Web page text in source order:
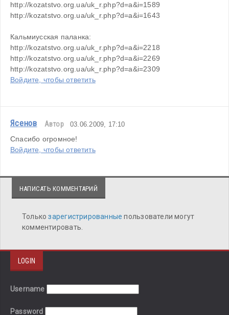
http://kozatstvo.org.ua/uk_r.php?d=a&i=1589
http://kozatstvo.org.ua/uk_r.php?d=a&i=1643
Кальмиусская паланка:
http://kozatstvo.org.ua/uk_r.php?d=a&i=2218
http://kozatstvo.org.ua/uk_r.php?d=a&i=2269
http://kozatstvo.org.ua/uk_r.php?d=a&i=2309
Войдите, чтобы ответить
Ясенов Автор 03.06.2009, 17:10
Спасибо огромное!
Войдите, чтобы ответить
НАПИСАТЬ КОММЕНТАРИЙ
Толькозарегистрированныепользователи могут
комментировать.
LOGIN
Username
Password